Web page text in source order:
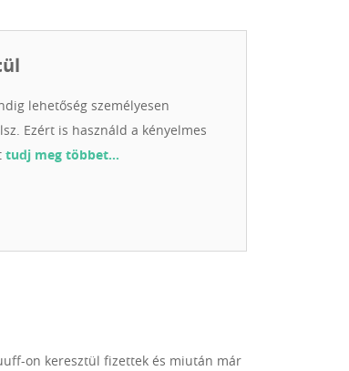
lehetőség személyesen
Ezért is használd a kényelmes
tudj meg többet…
on keresztül fizettek és miután már